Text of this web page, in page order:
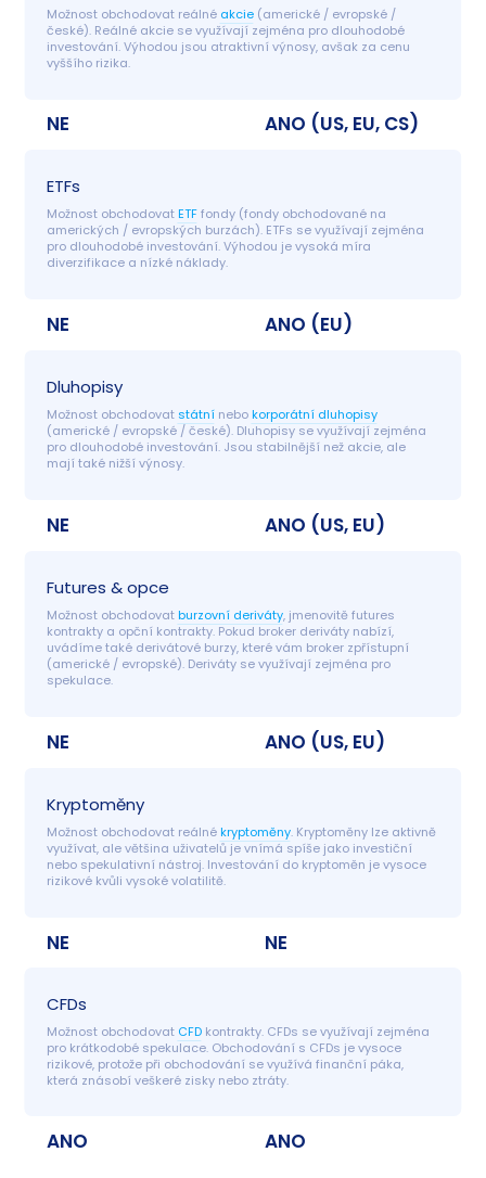
Možnost obchodovat reálné akcie (americké / evropské /
české). Reálné akcie se využívají zejména pro dlouhodobé
investování. Výhodou jsou atraktivní výnosy, avšak za cenu
vyššího rizika.
NE ANO (US, EU, CS)
ETFs
Možnost obchodovat ETF fondy (fondy obchodované na
amerických / evropských burzách). ETFs se využívají zejména
pro dlouhodobé investování. Výhodou je vysoká míra
diverzifikace a nízké náklady.
NE ANO (EU)
Dluhopisy
Možnost obchodovat státní nebo korporátní dluhopisy
(americké / evropské / české). Dluhopisy se využívají zejména
pro dlouhodobé investování. Jsou stabilnější než akcie, ale
mají také nižší výnosy.
NE ANO (US, EU)
Futures & opce
Možnost obchodovat burzovní deriváty, jmenovitě futures
kontrakty a opční kontrakty. Pokud broker deriváty nabízí,
uvádíme také derivátové burzy, které vám broker zpřístupní
(americké / evropské). Deriváty se využívají zejména pro
spekulace.
NE ANO (US, EU)
Kryptoměny
Možnost obchodovat reálné kryptoměny. Kryptoměny lze aktivně
využívat, ale většina uživatelů je vnímá spíše jako investiční
nebo spekulativní nástroj. Investování do kryptoměn je vysoce
rizikové kvůli vysoké volatilitě.
NE NE
CFDs
Možnost obchodovat CFD kontrakty. CFDs se využívají zejména
pro krátkodobé spekulace. Obchodování s CFDs je vysoce
rizikové, protože při obchodování se využívá finanční páka,
která znásobí veškeré zisky nebo ztráty.
ANO ANO